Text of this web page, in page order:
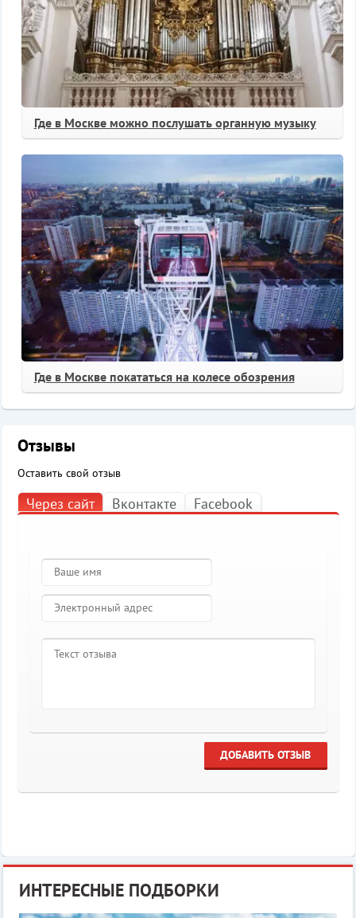
Где в Москве можно послушать органную музыку
Где в Москве покататься на колесе обозрения
Отзывы
Оставить свой отзыв
Через сайт Вконтакте Facebook
ДОБАВИТЬ ОТЗЫВ
ИНТЕРЕСНЫЕ ПОДБОРКИ